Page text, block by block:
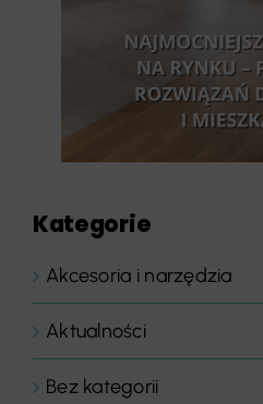
Kategorie
Akcesoria i narzędzia
Aktualności
Bez kategorii